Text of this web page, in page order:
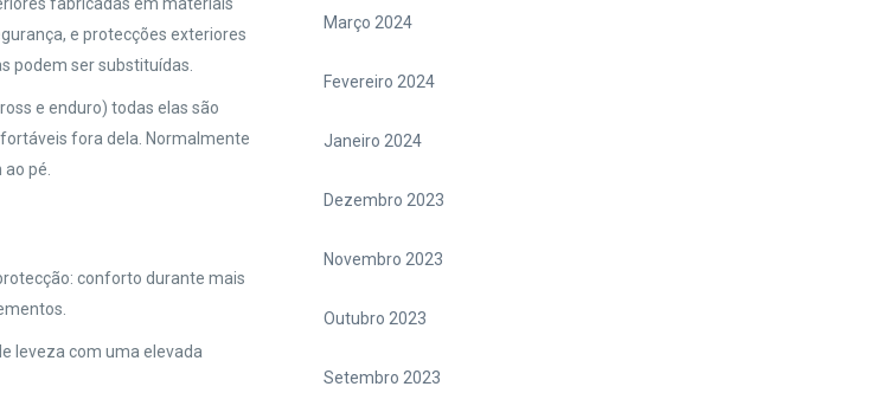
e protecções exteriores
podem ser substituídas.
e enduro) todas elas são
fora dela. Normalmente
pé.
conforto durante mais
leveza com uma elevada
Março 2024
Fevereiro 2024
Janeiro 2024
Dezembro 2023
Novembro 2023
Outubro 2023
Setembro 2023